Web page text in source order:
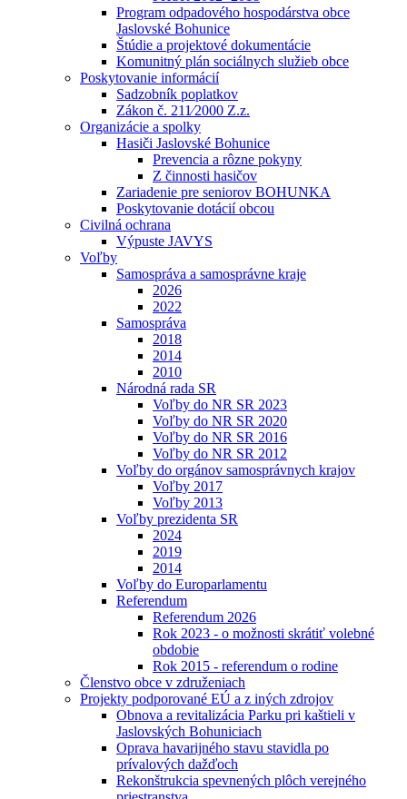
Program odpadového hospodárstva obce
Jaslovské Bohunice
Štúdie a projektové dokumentácie
Komunitný plán sociálnych služieb obce
Poskytovanie informácií
Sadzobník poplatkov
Zákon č. 211⁄2000 Z.z.
Organizácie a spolky
Hasiči Jaslovské Bohunice
Prevencia a rôzne pokyny
Z činnosti hasičov
Zariadenie pre seniorov BOHUNKA
Poskytovanie dotácií obcou
Civilná ochrana
Výpuste JAVYS
Voľby
Samospráva a samosprávne kraje
2026
2022
Samospráva
2018
2014
2010
Národná rada SR
Voľby do NR SR 2023
Voľby do NR SR 2020
Voľby do NR SR 2016
Voľby do NR SR 2012
Voľby do orgánov samosprávnych krajov
Voľby 2017
Voľby 2013
Voľby prezidenta SR
2024
2019
2014
Voľby do Europarlamentu
Referendum
Referendum 2026
Rok 2023 - o možnosti skrátiť volebné
obdobie
Rok 2015 - referendum o rodine
Členstvo obce v združeniach
Projekty podporované EÚ a z iných zdrojov
Obnova a revitalizácia Parku pri kaštieli v
Jaslovských Bohuniciach
Oprava havarijného stavu stavidla po
prívalových dažďoch
Rekonštrukcia spevnených plôch verejného